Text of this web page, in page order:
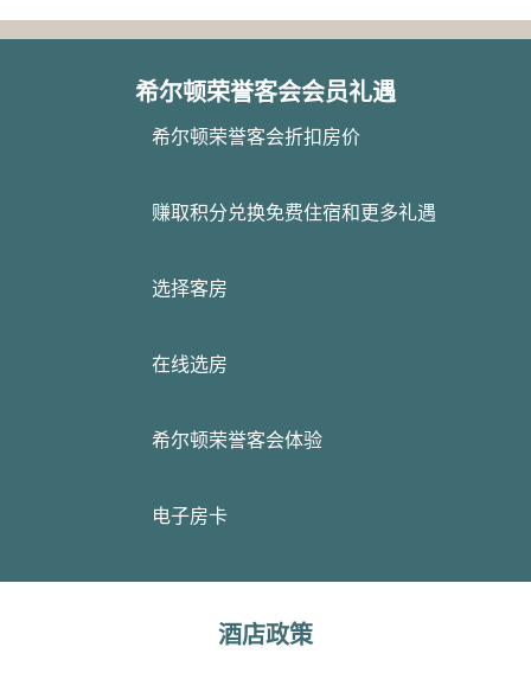
希尔顿荣誉客会会员礼遇
希尔顿荣誉客会折扣房价
赚取积分兑换免费住宿和更多礼遇
选择客房
在线选房
希尔顿荣誉客会体验
电子房卡
酒店政策